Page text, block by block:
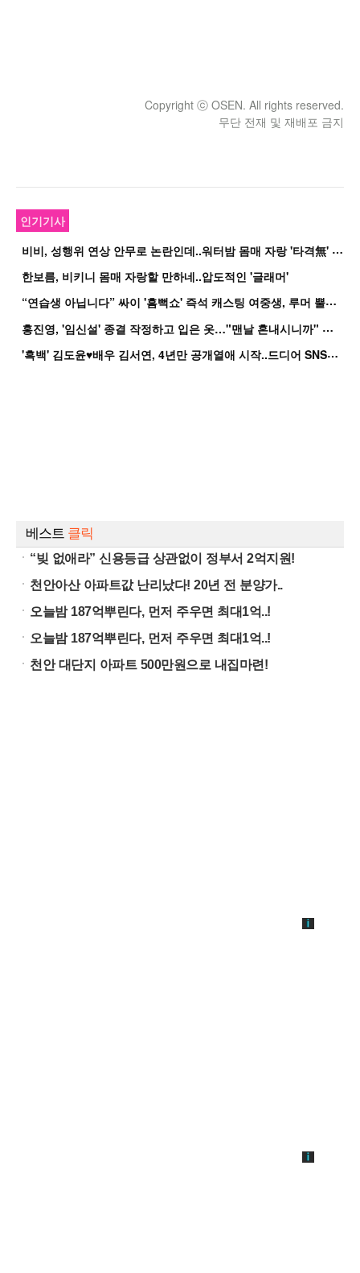
Copyright ⓒ OSEN. All rights reserved.
무단 전재 및 재배포 금지
인기기사
비
비, 성행위 연상 안무로 논란인데..워터밤 몸매 자랑 '타격無' 근황
한보름, 비키니 몸매 자랑할 만하네..압도적인 '글래머'
“
연습생 아닙니다” 싸이 '흠뻑쇼' 즉석 캐스팅 여중생, 루머 뿔났다[Oh!쎈 이...
홍
진영, '임신설' 종결 작정하고 입은 옷…"맨날 혼내시니까" 억울
'
흑백' 김도윤♥배우 김서연, 4년만 공개열애 시작..드디어 SNS에 노출 [핫피...